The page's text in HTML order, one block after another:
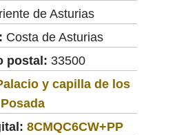
de Asturias
Costa de Asturias
postal: 33500
y capilla de los
Posada
8CMQC6CW+PP